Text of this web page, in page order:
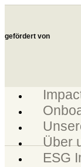
gefördert von
Über
ESG